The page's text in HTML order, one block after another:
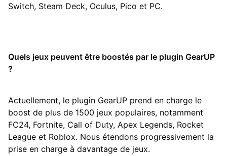
Switch, Steam Deck, Oculus, Pico et PC.
Quels jeux peuvent être boostés par le plugin GearUP
?
Actuellement, le plugin GearUP prend en charge le
boost de plus de 1500 jeux populaires, notamment
FC24, Fortnite, Call of Duty, Apex Legends, Rocket
League et Roblox. Nous étendons progressivement la
prise en charge à davantage de jeux.